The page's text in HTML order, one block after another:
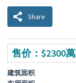
Share
售价：$2300萬
建筑面积